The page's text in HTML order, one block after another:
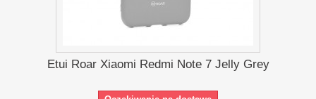
Etui Roar Xiaomi Redmi Note 7 Jelly Grey